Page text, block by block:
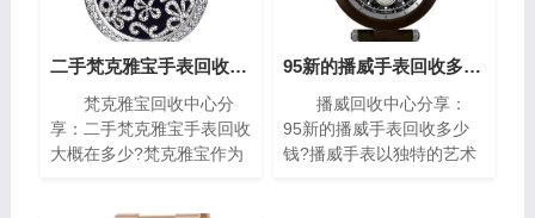
二手梵克雅宝手表回收大概在多少?(梵克雅宝高价回收指南)
梵克雅宝回收中心分
享：二手梵克雅宝手表回收
大概在多少?梵克雅宝作为
95新的播威手表回收多少钱?(高价回收指南)
播威回收中心分享：
95新的播威手表回收多少
钱?播威手表以独特的艺术